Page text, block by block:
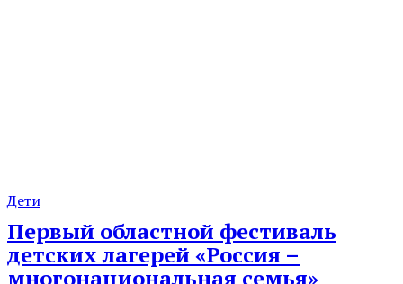
Дети
Первый областной фестиваль
детских лагерей «Россия –
многонациональная семья»